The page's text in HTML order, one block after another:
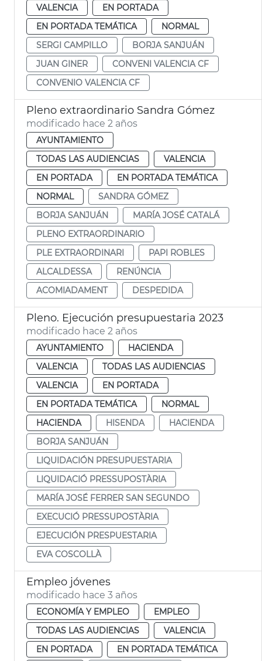
VALENCIA
EN PORTADA
EN PORTADA TEMÁTICA
NORMAL
SERGI CAMPILLO
BORJA SANJUÁN
JUAN GINER
CONVENI VALENCIA CF
CONVENIO VALENCIA CF
Pleno extraordinario Sandra Gómez
modificado hace 2 años
AYUNTAMIENTO
TODAS LAS AUDIENCIAS
VALENCIA
EN PORTADA
EN PORTADA TEMÁTICA
NORMAL
SANDRA GÓMEZ
BORJA SANJUÁN
MARÍA JOSÉ CATALÁ
PLENO EXTRAORDINARIO
PLE EXTRAORDINARI
PAPI ROBLES
ALCALDESSA
RENÚNCIA
ACOMIADAMENT
DESPEDIDA
Pleno. Ejecución presupuestaria 2023
modificado hace 2 años
AYUNTAMIENTO
HACIENDA
VALENCIA
TODAS LAS AUDIENCIAS
VALENCIA
EN PORTADA
EN PORTADA TEMÁTICA
NORMAL
HACIENDA
HISENDA
HACIENDA
BORJA SANJUÁN
LIQUIDACIÓN PRESUPUESTARIA
LIQUIDACIÓ PRESSUPOSTÀRIA
MARÍA JOSÉ FERRER SAN SEGUNDO
EXECUCIÓ PRESSUPOSTÀRIA
EJECUCIÓN PRESPUESTARIA
EVA COSCOLLÀ
Empleo jóvenes
modificado hace 3 años
ECONOMÍA Y EMPLEO
EMPLEO
TODAS LAS AUDIENCIAS
VALENCIA
EN PORTADA
EN PORTADA TEMÁTICA